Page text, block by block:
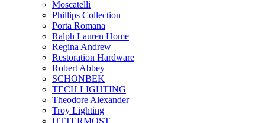
Moscatelli
Phillips Collection
Porta Romana
Ralph Lauren Home
Regina Andrew
Restoration Hardware
Robert Abbey
SCHONBEK
TECH LIGHTING
Theodore Alexander
Troy Lighting
UTTERMOST